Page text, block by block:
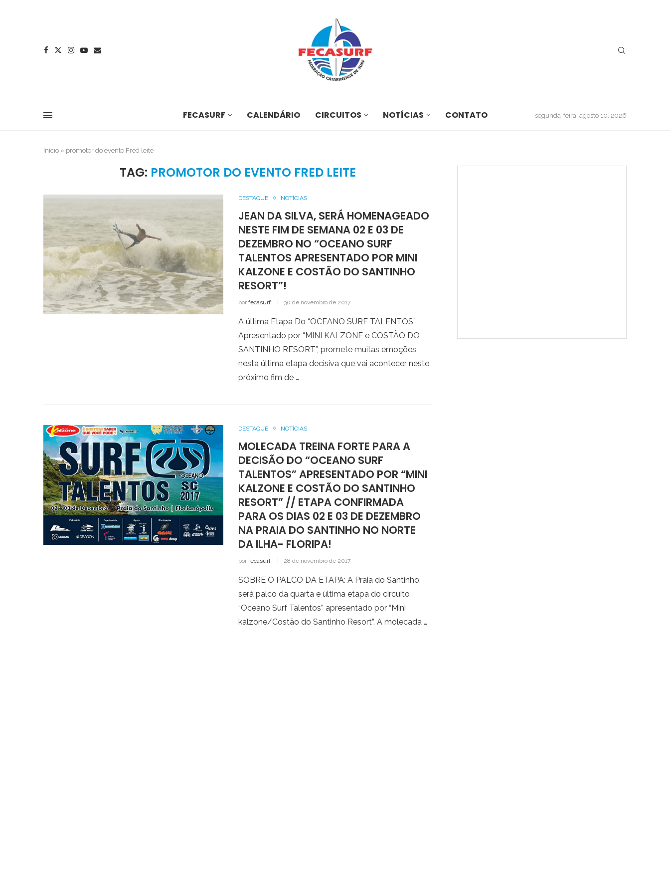
FECASURF CALENDÁRIO CIRCUITOS NOTÍCIAS CONTATO segunda-feira, agosto 10, 2026
Início » promotor do evento Fred leite
TAG: PROMOTOR DO EVENTO FRED LEITE
DESTAQUE NOTÍCIAS
JEAN DA SILVA, SERÁ HOMENAGEADO
NESTE FIM DE SEMANA 02 E 03 DE
DEZEMBRO NO “OCEANO SURF
TALENTOS APRESENTADO POR MINI
KALZONE E COSTÃO DO SANTINHO
RESORT”!
por fecasurf 30 de novembro de 2017
A última Etapa Do “OCEANO SURF TALENTOS”
Apresentado por “MINI KALZONE e COSTÃO DO
SANTINHO RESORT”, promete muitas emoções
nesta última etapa decisiva que vai acontecer neste
próximo fim de …
DESTAQUE NOTÍCIAS
MOLECADA TREINA FORTE PARA A
DECISÃO DO “OCEANO SURF
TALENTOS” APRESENTADO POR “MINI
KALZONE E COSTÃO DO SANTINHO
RESORT” // ETAPA CONFIRMADA
PARA OS DIAS 02 E 03 DE DEZEMBRO
NA PRAIA DO SANTINHO NO NORTE
DA ILHA- FLORIPA!
por fecasurf 28 de novembro de 2017
SOBRE O PALCO DA ETAPA: A Praia do Santinho,
será palco da quarta e última etapa do circuito
“Oceano Surf Talentos” apresentado por “Mini
kalzone/Costão do Santinho Resort”. A molecada …